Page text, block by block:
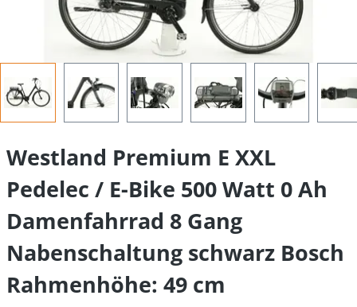
Westland Premium E XXL
Pedelec / E-Bike 500 Watt 0 Ah
Damenfahrrad 8 Gang
Nabenschaltung schwarz Bosch
Rahmenhöhe: 49 cm